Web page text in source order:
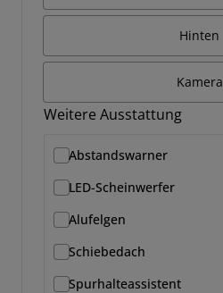
Hinten
Kamera
Weitere Ausstattung
Abstandswarner
LED-Scheinwerfer
Alufelgen
Schiebedach
Spurhalteassistent